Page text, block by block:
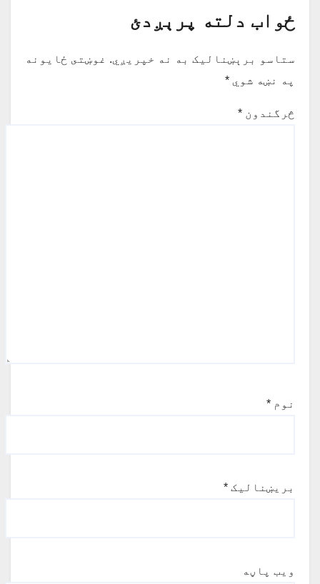
ځواب دلته پرېږدئ
ستاسو برېښناليک به نه خپريږي. غوښتى ځایونه
په نښه شوي *
څرگندون *
نوم *
بریښنالیک *
ویب پاڼه